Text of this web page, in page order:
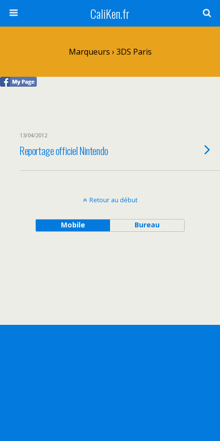
CaliKen.fr
Marqueurs › 3DS Paris
13/04/2012
Reportage officiel Nintendo
Retour au début
Mobile Bureau